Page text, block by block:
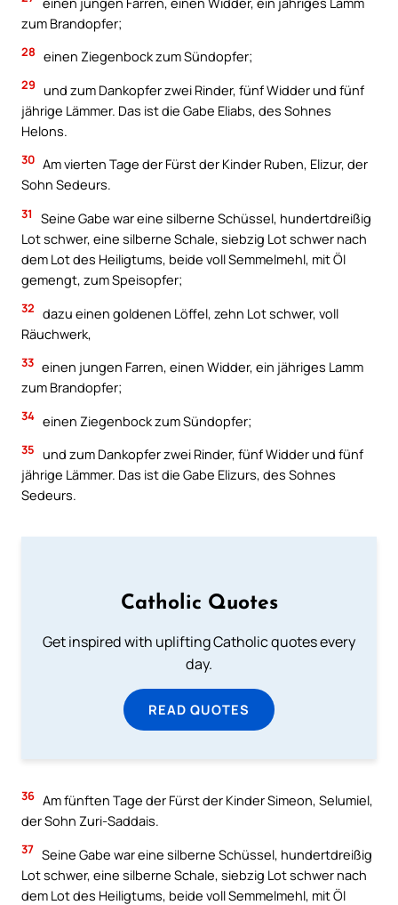
zum Brandopfer;
28 einen Ziegenbock zum Sündopfer;
29 und zum Dankopfer zwei Rinder, fünf Widder und fünf
jährige Lämmer. Das ist die Gabe Eliabs, des Sohnes
Helons.
30 Am vierten Tage der Fürst der Kinder Ruben, Elizur, der
Sohn Sedeurs.
31
Seine Gabe war eine silberne Schüssel, hundertdreißig
Lot schwer, eine silberne Schale, siebzig Lot schwer nach
dem Lot des Heiligtums, beide voll Semmelmehl, mit Öl
gemengt, zum Speisopfer;
32 dazu einen goldenen Löffel, zehn Lot schwer, voll
Räuchwerk,
33 einen jungen Farren, einen Widder, ein jähriges Lamm
zum Brandopfer;
34 einen Ziegenbock zum Sündopfer;
35 und zum Dankopfer zwei Rinder, fünf Widder und fünf
jährige Lämmer. Das ist die Gabe Elizurs, des Sohnes
Sedeurs.
Catholic Quotes
Get inspired with uplifting Catholic quotes every
day.
READ QUOTES
36 Am fünften Tage der Fürst der Kinder Simeon, Selumiel,
der Sohn Zuri-Saddais.
37 Seine Gabe war eine silberne Schüssel, hundertdreißig
Lot schwer, eine silberne Schale, siebzig Lot schwer nach
dem Lot des Heiligtums, beide voll Semmelmehl, mit Öl